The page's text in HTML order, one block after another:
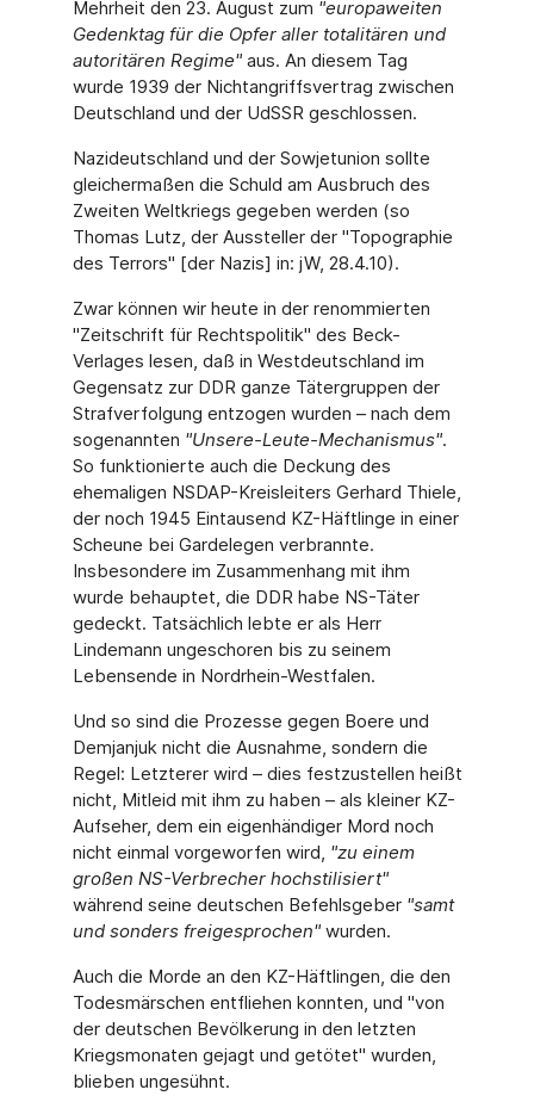
Mehrheit den 23. August zum "europaweiten
Gedenktag für die Opfer aller totalitären und
autoritären Regime"aus. An diesem Tag
wurde 1939 der Nichtangriffsvertrag zwischen
Deutschland und der UdSSR geschlossen.
Nazideutschland und der Sowjetunion sollte
gleichermaßen die Schuld am Ausbruch des
Zweiten Weltkriegs gegeben werden (so
Thomas Lutz, der Aussteller der "Topographie
des Terrors" [der Nazis] in: jW, 28.4.10).
Zwar können wir heute in der renommierten
"Zeitschrift für Rechtspolitik" des Beck-
Verlages lesen, daß in Westdeutschland im
Gegensatz zur DDR ganze Tätergruppen der
Strafverfolgung entzogen wurden – nach dem
sogenannten "Unsere-Leute-Mechanismus".
So funktionierte auch die Deckung des
ehemaligen NSDAP-Kreisleiters Gerhard Thiele,
der noch 1945 Eintausend KZ-Häftlinge in einer
Scheune bei Gardelegen verbrannte.
Insbesondere im Zusammenhang mit ihm
wurde behauptet, die DDR habe NS-Täter
gedeckt. Tatsächlich lebte er als Herr
Lindemann ungeschoren bis zu seinem
Lebensende in Nordrhein-Westfalen.
Und so sind die Prozesse gegen Boere und
Demjanjuk nicht die Ausnahme, sondern die
Regel: Letzterer wird – dies festzustellen heißt
nicht, Mitleid mit ihm zu haben – als kleiner KZ-
Aufseher, dem ein eigenhändiger Mord noch
nicht einmal vorgeworfen wird, "zu einem
großen NS-Verbrecher hochstilisiert"
während seine deutschen Befehlsgeber "samt
und sonders freigesprochen"wurden.
Auch die Morde an den KZ-Häftlingen, die den
Todesmärschen entfliehen konnten, und "von
der deutschen Bevölkerung in den letzten
Kriegsmonaten gejagt und getötet" wurden,
blieben ungesühnt.